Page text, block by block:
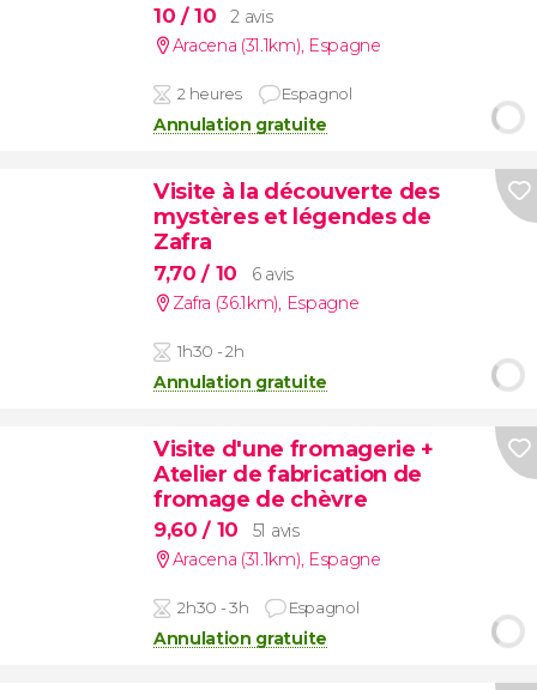
10 / 10
2 avis
Aracena (31.1km), Espagne
2 heures Espagnol
Annulation gratuite
Visite à la découverte des
mystères et légendes de
Zafra
7,70/ 10
6 avis
Zafra (36.1km), Espagne
1h30 - 2h
Annulation gratuite
Visite d'une fromagerie +
Atelier de fabrication de
fromage de chèvre
9,60/ 10
51 avis
Aracena (31.1km), Espagne
2h30 - 3h Espagnol
Annulation gratuite